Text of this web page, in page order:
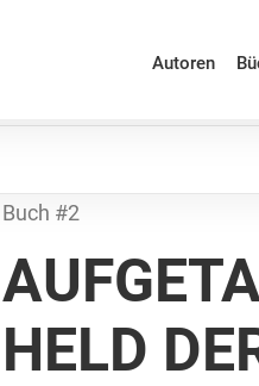
Autoren
Buch #2
HELD